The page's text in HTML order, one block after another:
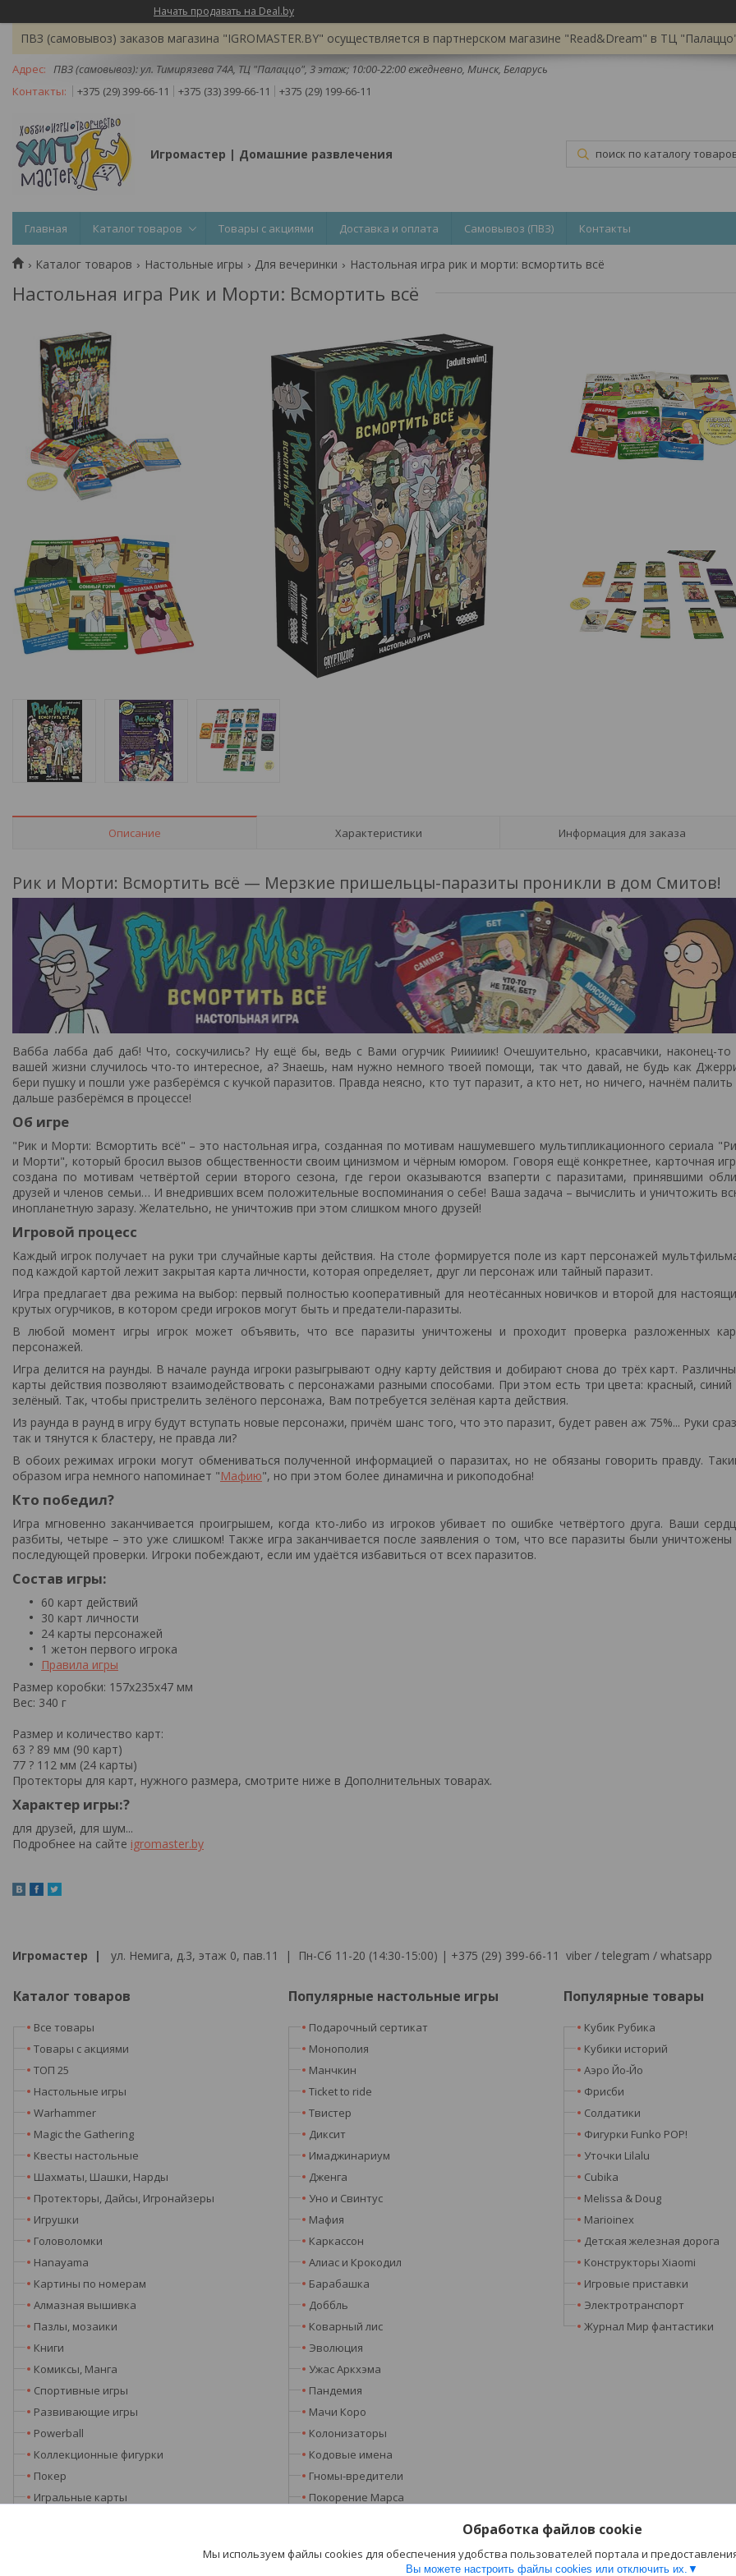
Начать продавать на Deal.by
ПВЗ (самовывоз) заказов магазина "IGROMASTER.BY" осуществляется в партнерском магазине "Read&Dream" в ТЦ
ПВЗ (самовывоз): ул. Тимирязева 74A, ТЦ "Палаццо", 3 этаж; 10:00-22:00 ежедневно, Минск, Беларусь
+375 (29) 399-66-11
+375 (33) 399-66-11 +375 (29) 199-66-11
Игромастер | Домашние развлечения
Главная Каталог товаров Товары с акциями Доставка и оплата Самовывоз (ПВЗ) Контакты
Каталог товаров Настольные игры Для вечеринки Настольная игра рик и морти: всмортить всё
Настольная игра Рик и Морти: Всмортить всё
Описание Характеристики Информация для заказа
Рик и Морти: Всмортить всё — Мерзкие пришельцы-паразиты проникли в дом Смитов!
Вабба лабба даб даб! Что, соскучились? Ну ещё бы, ведь с Вами огурчик Рииииик! Очешуительно, красавчики, наконец-то
вашей жизни случилось что-то интересное, а? Знаешь, нам нужно немного твоей помощи, так что давай, не будь как
бери пушку и пошли уже разберёмся с кучкой паразитов. Правда неясно, кто тут паразит, а кто нет, но ничего, начнём палить
дальше разберёмся в процессе!
Об игре
"Рик и Морти: Всмортить всё" – это настольная игра, созданная по мотивам нашумевшего мультипликационного сериала
и Морти", который бросил вызов общественности своим цинизмом и чёрным юмором. Говоря ещё конкретнее, карточная
создана по мотивам четвёртой серии второго сезона, где герои оказываются взаперти с паразитами, принявшими
друзей и членов семьи… И внедривших всем положительные воспоминания о себе! Ваша задача – вычислить и уничтожить
инопланетную заразу. Желательно, не уничтожив при этом слишком много друзей!
Игровой процесс
Каждый игрок получает на руки три случайные карты действия. На столе формируется поле из карт персонажей
под каждой картой лежит закрытая карта личности, которая определяет, друг ли персонаж или тайный паразит.
Игра предлагает два режима на выбор: первый полностью кооперативный для неотёсанных новичков и второй для
крутых огурчиков, в котором среди игроков могут быть и предатели-паразиты.
В любой момент игры игрок может объявить, что все паразиты уничтожены и проходит проверка разложенных
персонажей.
Игра делится на раунды. В начале раунда игроки разыгрывают одну карту действия и добирают снова до трёх карт.
карты действия позволяют взаимодействовать с персонажами разными способами. При этом есть три цвета: красный, синий
зелёный. Так, чтобы пристрелить зелёного персонажа, Вам потребуется зелёная карта действия.
Из раунда в раунд в игру будут вступать новые персонажи, причём шанс того, что это паразит, будет равен аж 75%... Руки
так и тянутся к бластеру, не правда ли?
В обоих режимах игроки могут обмениваться полученной информацией о паразитах, но не обязаны говорить правду.
образом игра немного напоминает "Мафию", но при этом более динамична и рикоподобна!
Кто победил?
Игра мгновенно заканчивается проигрышем, когда кто-либо из игроков убивает по ошибке четвёртого друга. Ваши
разбиты, четыре – это уже слишком! Также игра заканчивается после заявления о том, что все паразиты были уничтожены
последующей проверки. Игроки побеждают, если им удаётся избавиться от всех паразитов.
Состав игры:
60 карт действий
30 карт личности
24 карты персонажей
1 жетон первого игрока
Правила игры
Размер коробки: 157х235x47 мм
Вес: 340 г
Размер и количество карт:
63 ? 89 мм (90 карт)
77 ? 112 мм (24 карты)
Протекторы для карт, нужного размера, смотрите ниже в Дополнительных товарах.
Характер игры:?
для друзей, для шум...
Подробнее на сайте igromaster.by
Игромастер | ул. Немига, д.3, этаж 0, пав.11 | Пн-Сб 11-20 (14:30-15:00) | +375 (29) 399-66-11 viber / telegram / whatsapp
Каталог товаров
Все товары
Товары с акциями
ТОП 25
Настольные игры
Warhammer
Magic the Gathering
Квесты настольные
Шахматы, Шашки, Нарды
Протекторы, Дайсы, Игронайзеры
Игрушки
Головоломки
Hanayama
Картины по номерам
Алмазная вышивка
Пазлы, мозаики
Книги
Комиксы, Манга
Спортивные игры
Развивающие игры
Powerball
Коллекционные фигурки
Покер
Игральные карты
Популярные настольные игры
Подарочный сертикат
Монополия
Манчкин
Ticket to ride
Твистер
Диксит
Имаджинариум
Дженга
Уно и Свинтус
Мафия
Каркассон
Алиас и Крокодил
Барабашка
Доббль
Коварный лис
Эволюция
Ужас Аркхэма
Пандемия
Мачи Коро
Колонизаторы
Кодовые имена
Гномы-вредители
Покорение Марса
Dungeons and Dragons
Популярные товары
Кубик Рубика
Кубики историй
Аэро Йо-Йо
Фрисби
Солдатики
Фигурки Funko POP!
Уточки Lilalu
Cubika
Melissa & Doug
Marioinex
Детская железная дорога
Конструкторы Xiaomi
Игровые приставки
Электротранспорт
Журнал Мир фантастики
Обработка файлов cookie
Мы используем файлы cookies для обеспечения удобства пользователей портала и
Вы можете настроить файлы cookies или отключить их.